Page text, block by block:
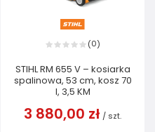
(0)
STIHL RM 655 V – kosiarka
spalinowa, 53 cm, kosz 70
l, 3,5 KM
3 880,00 zł / szt.